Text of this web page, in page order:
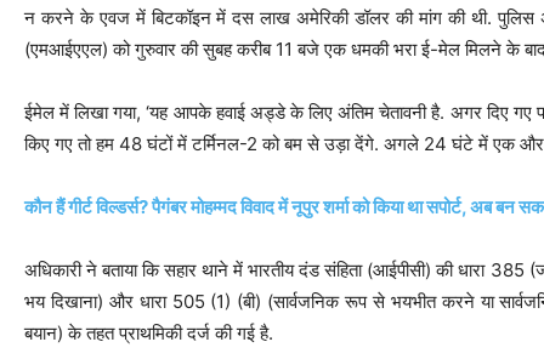
न करने के एवज में बिटकॉइन में दस लाख अमेरिकी डॉलर की मांग की थी. पुलिस
(एमआईएएल) को गुरुवार की सुबह करीब 11 बजे एक धमकी भरा ई-मेल मिलने के
ईमेल में लिखा गया, ‘यह आपके हवाई अड्डे के लिए अंतिम चेतावनी है. अगर दिए गए
किए गए तो हम 48 घंटों में टर्मिनल-2 को बम से उड़ा देंगे. अगले 24 घंटे में एक और
कौन हैं गीर्ट विल्डर्स? पैगंबर मोहम्मद विवाद में नूपुर शर्मा को किया था सपोर्ट, अब बन
अधिकारी ने बताया कि सहार थाने में भारतीय दंड संहिता (आईपीसी) की धारा
भय दिखाना) और धारा 505 (1) (बी) (सार्वजनिक रूप से भयभीत करने या
बयान) के तहत प्राथमिकी दर्ज की गई है.